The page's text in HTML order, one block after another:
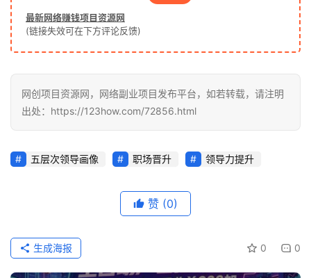
网
福
缘
最新网络赚钱项目资源网
(链接失效可在下方评论反馈)
网创项目资源网，网络副业项目发布平台，如若转载，请注明
出处：https://123how.com/72856.html
五层次领导画像 职场晋升 领导力提升
赞 (0)
0 0
生成海报